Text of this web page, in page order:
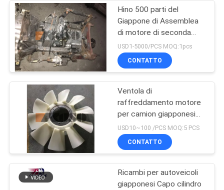
Hino 500 parti del
Giappone di Assemblea
di motore di seconda
mano con la trasmissione
per la buona condizione
della gamma J08CT di
USD1-5000/PCS MOQ:1pcs
CONTATTO
Ventola di
raffreddamento motore
per camion giapponesi
per HINO 500 RANGER
J08E EURO 4 10 PALE
USD10~100 /PCS MOQ:5 PCS
CONTATTO
Ricambi per autoveicoli
giapponesi Capo cilindro